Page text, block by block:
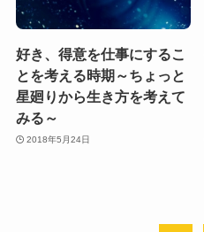
好き、得意を仕事にするこ
とを考える時期～ちょっと
星廻りから生き方を考えて
みる～
2018年5月24日